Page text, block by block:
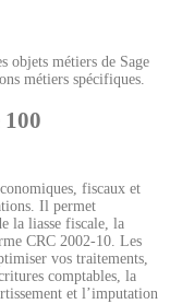
objets métiers de Sage
métiers spécifiques.
100
fiscaux et
Il permet
la liasse fiscale, la
CRC 2002-10. Les
vos traitements,
comptables, la
et l’imputation